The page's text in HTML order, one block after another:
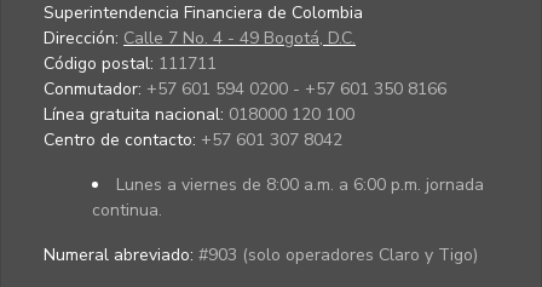
Superintendencia Financiera de Colombia
Dirección: Calle 7 No. 4 - 49 Bogotá, D.C.
Código postal: 111711
Conmutador: +57 601 594 0200 - +57 601 350 8166
Línea gratuita nacional: 018000 120 100
Centro de contacto: +57 601 307 8042
Lunes a viernes de 8:00 a.m. a 6:00 p.m. jornada
continua.
Numeral abreviado: #903 (solo operadores Claro y Tigo)